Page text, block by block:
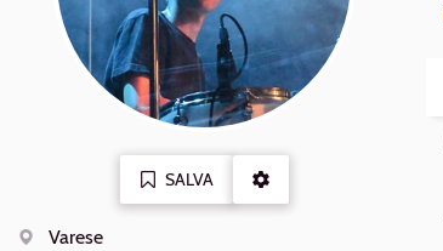
SALVA
ALTRE
AZIONI
Varese